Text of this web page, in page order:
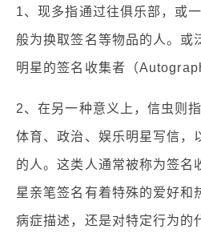
1、现多指通过往俱乐部，或
般为换取签名等物品的人。或
明星的签名收集者（
2、在另一种意义上，信虫则
体育、政治、娱乐明星写信，
的人。这类人通常被称为签名
星亲笔签名有着特殊的爱好和
病症描述，还是对特定行为的